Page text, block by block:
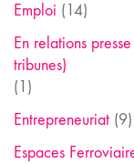
Emploi (14)
En relations
tribunes)
(1)
Entrepreneuriat (9)
Espaces